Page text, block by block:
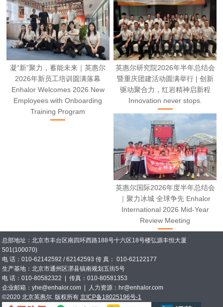
凝“新”聚力，蓄能未来｜英惠尔
2026年新员工培训圆满落幕
Enhalor Welcomes 2026 New
Employees with Onboarding
Training Program
英惠尔研究院2026年半年总结会
暨重庆团建活动圆满举行 | 创新
驱动聚合力，红岩精神启新程
Innovation never stops.
英惠尔国际2026年度半年总结会
｜聚力冰城 全球争先 Enhalor
International 2026 Mid-Year
Review Meeting
总部地址：北京市丰台区南四环西路188号十六区18号楼弘源丰恒大厦
501(100070)
电 话：010-62142592 / 62142593 传 真： 010-62122177
生产基地：北京市通州区漷县镇南规划五街5号
电 话：010-80582322 | 传真：010-80581353
企业邮箱：yhe@enhalor.com | 人力资源：hr@enhalor.com
©2020 北京英惠尔. 版权所有京ICP备18025196号-1